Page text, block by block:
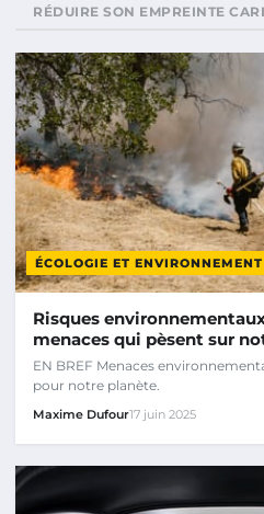
RÉDUIRE SON EMPREINTE
ÉCOLOGIE ET ENVIRONNEMENT
Risques
menaces qui pèsent sur
EN BREF Menaces
pour notre planète.
Maxime Dufour17 juin 2025